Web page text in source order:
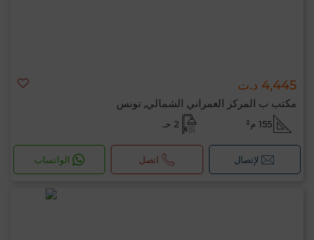
4,445 د.ت
مكتب ب المركز العمراني الشمالي, تونس
155 م² 2 حـ
لإتصال اتصل الواتساب